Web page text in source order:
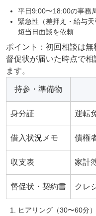
平日9:00〜18:00の事務
緊急性（差押え・給与
短当日面談を依頼
ポイント：初回相談は無
督促状が届いた時点で
ます。
持参・準備物
身分証 運転
借入状況メモ 債権
収支表 家計
督促状・契約書 クレ
ヒアリング（30〜60分）